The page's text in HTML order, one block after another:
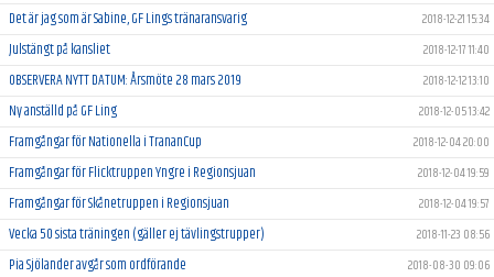
Det är jag som är Sabine, GF Lings tränaransvarig 2018-12-21 15:34
Julstängt på kansliet 2018-12-17 11:40
OBSERVERA NYTT DATUM: Årsmöte 28 mars 2019 2018-12-12 13:10
Ny anställd på GF Ling 2018-12-05 13:42
Framgångar för Nationella i TrananCup 2018-12-04 20:00
Framgångar för Flicktruppen Yngre i Regionsjuan 2018-12-04 19:59
Framgångar för Skånetruppen i Regionsjuan 2018-12-04 19:57
Vecka 50 sista träningen (gäller ej tävlingstrupper) 2018-11-23 08:56
Pia Sjölander avgår som ordförande 2018-08-30 09:06